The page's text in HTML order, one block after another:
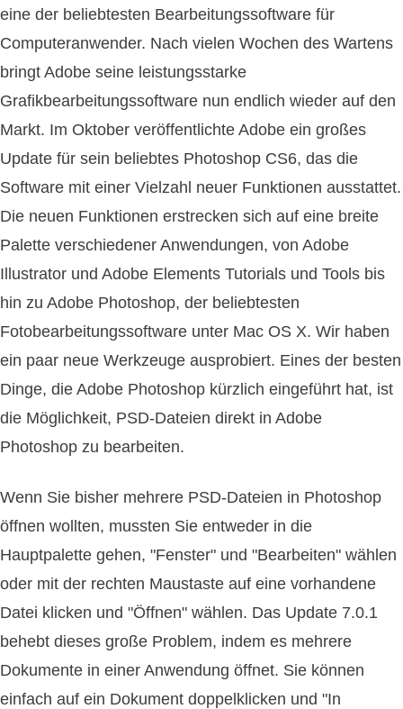
eine der beliebtesten Bearbeitungssoftware für
Computeranwender. Nach vielen Wochen des Wartens
bringt Adobe seine leistungsstarke
Grafikbearbeitungssoftware nun endlich wieder auf den
Markt. Im Oktober veröffentlichte Adobe ein großes
Update für sein beliebtes Photoshop CS6, das die
Software mit einer Vielzahl neuer Funktionen ausstattet.
Die neuen Funktionen erstrecken sich auf eine breite
Palette verschiedener Anwendungen, von Adobe
Illustrator und Adobe Elements Tutorials und Tools bis
hin zu Adobe Photoshop, der beliebtesten
Fotobearbeitungssoftware unter Mac OS X. Wir haben
ein paar neue Werkzeuge ausprobiert. Eines der besten
Dinge, die Adobe Photoshop kürzlich eingeführt hat, ist
die Möglichkeit, PSD-Dateien direkt in Adobe
Photoshop zu bearbeiten.
Wenn Sie bisher mehrere PSD-Dateien in Photoshop
öffnen wollten, mussten Sie entweder in die
Hauptpalette gehen, "Fenster" und "Bearbeiten" wählen
oder mit der rechten Maustaste auf eine vorhandene
Datei klicken und "Öffnen" wählen. Das Update 7.0.1
behebt dieses große Problem, indem es mehrere
Dokumente in einer Anwendung öffnet. Sie können
einfach auf ein Dokument doppelklicken und "In